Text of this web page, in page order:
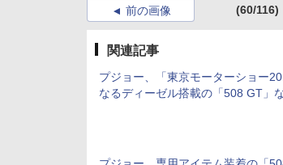
前の画像 (60/116)
関連記事
プジョー、「東京モーターショー
なるディーゼル搭載の「508 GT」